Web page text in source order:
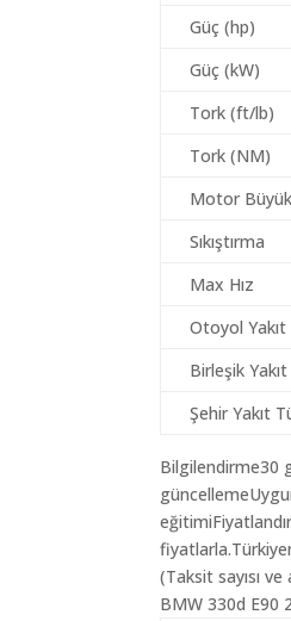
Güç (hp)
Güç (kW)
Tork (ft/lb)
Tork (NM)
Motor
Sıkıştırma
Max Hız
Otoyol
Birleşik
Şehir Yakıt
Bilgilendirme30
(Taksit sayısı
BMW 330d E90